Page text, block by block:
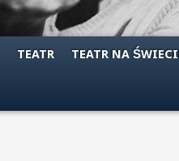
TEATR TEATR NA